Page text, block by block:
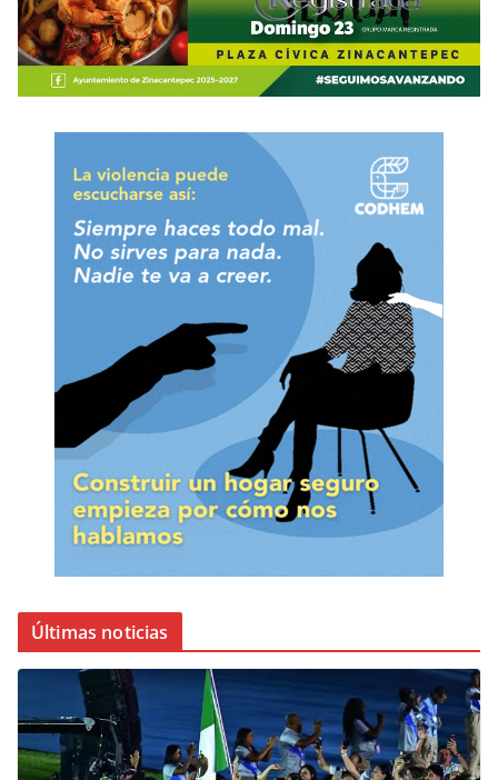
Últimas noticias